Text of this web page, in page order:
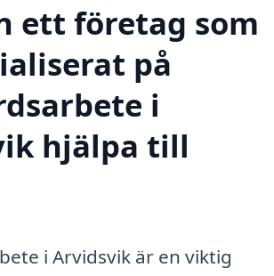
ett företag som
på
i
hjälpa till
i Arvidsvik är en viktig